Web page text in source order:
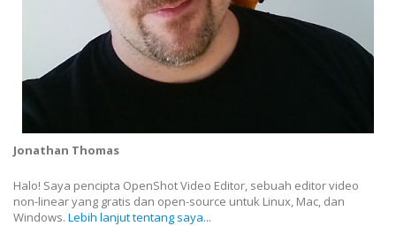
Jonathan Thomas
Halo! Saya pencipta OpenShot Video Editor, sebuah editor video
non-linear yang gratis dan open-source untuk Linux, Mac, dan
Windows. Lebih lanjut tentang saya...